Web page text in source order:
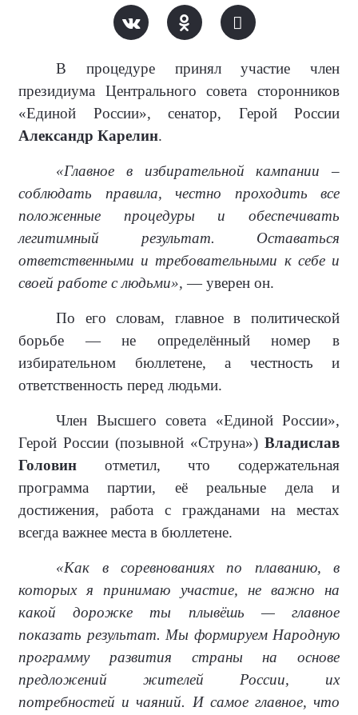
В процедуре принял участие член
президиума Центрального совета сторонников
«Единой России», сенатор, Герой России
Александр Карелин.
«Главное в избирательной кампании –
соблюдать правила, честно проходить все
положенные процедуры и обеспечивать
легитимный результат. Оставаться
ответственными и требовательными к себе и
своей работе с людьми», — уверен он.
По его словам, главное в политической
борьбе — не определённый номер в
избирательном бюллетене, а честность и
ответственность перед людьми.
Член Высшего совета «Единой России»,
Герой России (позывной «Струна») Владислав
Головин отметил, что содержательная
программа партии, её реальные дела и
достижения, работа с гражданами на местах
всегда важнее места в бюллетене.
«Как в соревнованиях по плаванию, в
которых я принимаю участие, не важно на
какой дорожке ты плывёшь — главное
показать результат. Мы формируем Народную
программу развития страны на основе
предложений жителей России, их
потребностей и чаяний. И самое главное, что